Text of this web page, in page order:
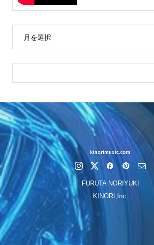
月を選択
kinorimusic.com
FURUTA NORIYUKI
KINORI,Inc.